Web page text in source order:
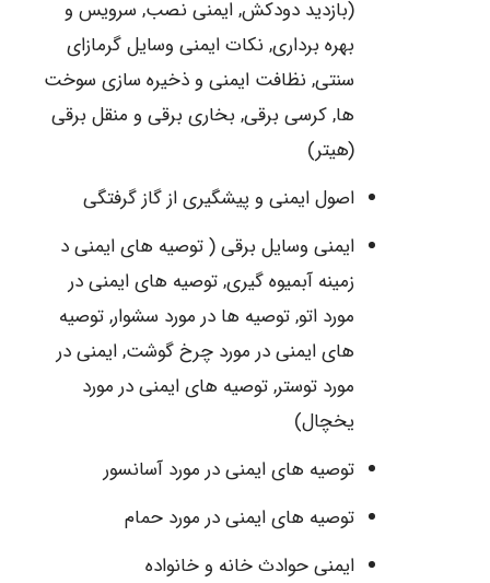
(بازدید دودکش, ایمنی نصب, سرویس و
بهره برداری, نکات ایمنی وسایل گرمازای
سنتی, نظافت ایمنی و ذخیره سازی سوخت
ها, کرسی برقی, بخاری برقی و منقل برقی
(هیتر)
اصول ایمنی و پیشگیری از گاز گرفتگی
ایمنی وسایل برقی ( توصیه های ایمنی د
زمینه آبمیوه گیری, توصیه های ایمنی در
مورد اتو, توصیه ها در مورد سشوار, توصیه
های ایمنی در مورد چرخ گوشت, ایمنی در
مورد توستر, توصیه های ایمنی در مورد
یخچال)
توصیه های ایمنی در مورد آسانسور
توصیه های ایمنی در مورد حمام
ایمنی حوادث خانه و خانواده